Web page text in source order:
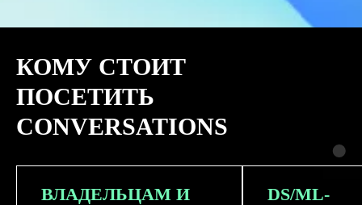
КОМУ СТОИТ
ПОСЕТИТЬ
CONVERSATIONS
ВЛАДЕЛЬЦАМ И
DS/ML-